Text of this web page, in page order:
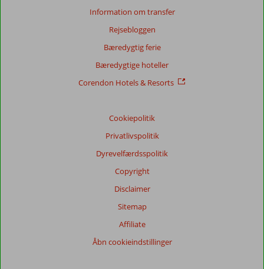
Information om transfer
Rejsebloggen
Bæredygtig ferie
Bæredygtige hoteller
Corendon Hotels & Resorts
Cookiepolitik
Privatlivspolitik
Dyrevelfærdsspolitik
Copyright
Disclaimer
Sitemap
Affiliate
Åbn cookieindstillinger